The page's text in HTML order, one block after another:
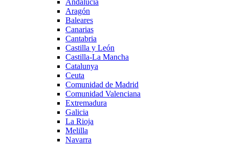
Aragón
Baleares
Canarias
Cantabria
Castilla y León
Castilla-La Mancha
Catalunya
Ceuta
Comunidad de Madrid
Comunidad Valenciana
Extremadura
Galicia
La Rioja
Melilla
Navarra